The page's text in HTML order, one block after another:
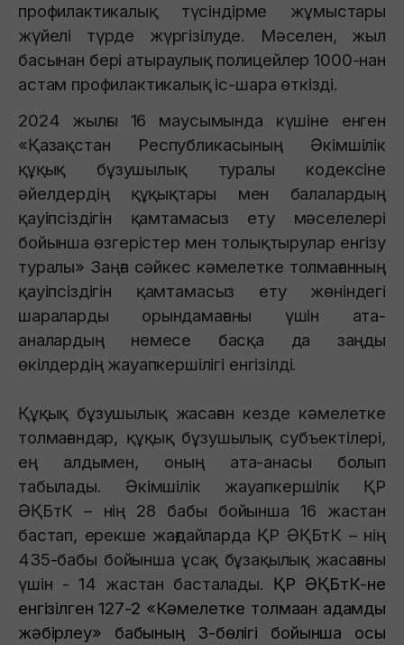
профилактикалық түсіндірме жұмыстары
жүйелі түрде жүргізілуде. Мәселен, жыл
басынан бері атыраулық полицейлер 1000-нан
астам профилактикалық іс-шара өткізді.
2024 жылғы 16 маусымында күшіне енген
«Қазақстан Республикасының Әкімшілік
құқық бұзушылық туралы кодексіне
әйелдердің құқықтары мен балалардың
қауіпсіздігін қамтамасыз ету мәселелері
бойынша өзгерістер мен толықтырулар енгізу
туралы» Заңға сәйкес кәмелетке толмағанның
қауіпсіздігін қамтамасыз ету жөніндегі
шараларды орындамағаны үшін ата-
аналардың немесе басқа да заңды
өкілдердің жауапкершілігі енгізілді.
Құқық бұзушылық жасаған кезде кәмелетке
толмағандар, құқық бұзушылық субъектілері,
ең алдымен, оның ата-анасы болып
табылады. Әкімшілік жауапкершілік ҚР
ӘҚБтК – нің 28 бабы бойынша 16 жастан
бастап, ерекше жағдайларда ҚР ӘҚБтК – нің
435-бабы бойынша ұсақ бұзақылық жасағаны
үшін - 14 жастан басталады. ҚР ӘҚБтК-не
енгізілген 127-2 «Кәмелетке толмаған адамды
жәбірлеу» бабының 3-бөлігі бойынша осы